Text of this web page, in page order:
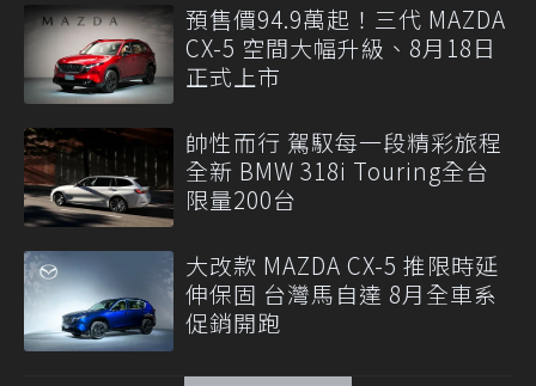
預售價94.9萬起！三代 MAZDA
CX-5 空間大幅升級、8月18日
正式上市
帥性而行 駕馭每一段精彩旅程
全新 BMW 318i Touring全台
限量200台
大改款 MAZDA CX-5 推限時延
伸保固 台灣馬自達 8月全車系
促銷開跑